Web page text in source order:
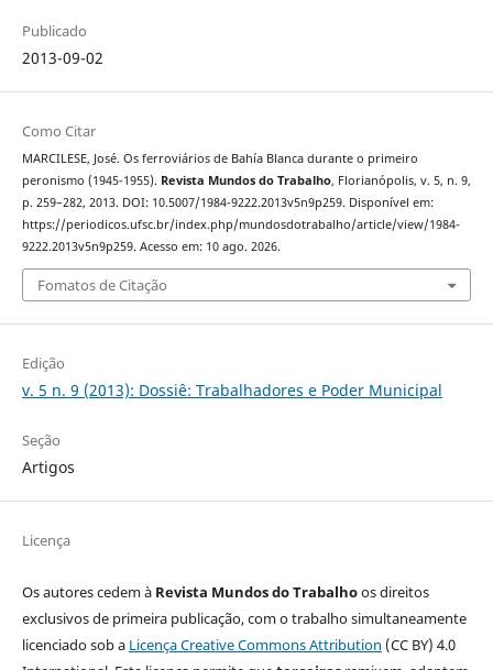
Publicado
2013-09-02
Como Citar
MARCILESE, José. Os ferroviários de Bahía Blanca durante o primeiro
peronismo (1945-1955). Revista Mundos do Trabalho, Florianópolis, v. 5, n. 9,
p. 259–282, 2013. DOI: 10.5007/1984-9222.2013v5n9p259. Disponível em:
https://periodicos.ufsc.br/index.php/mundosdotrabalho/article/view/1984-
9222.2013v5n9p259. Acesso em: 10 ago. 2026.
Fomatos de Citação
Edição
v. 5 n. 9 (2013): Dossiê: Trabalhadores e Poder Municipal
Seção
Artigos
Licença
Os autores cedem à Revista Mundos do Trabalhoos direitos
exclusivos de primeira publicação, com o trabalho simultaneamente
licenciado sob a Licença Creative Commons Attribution (CC BY) 4.0